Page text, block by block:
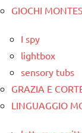
GIOCHI
I spy
lightbox
sensory tubs
GRAZIA E
LINGUAGGIO